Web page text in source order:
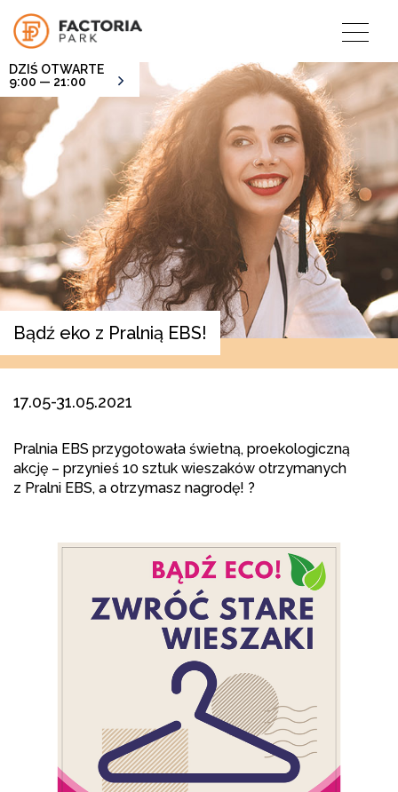
DZIŚ OTWARTE
9:00 — 21:00
Bądź eko z Pralnią EBS!
17.05-31.05.2021
Pralnia EBS przygotowała świetną, proekologiczną
akcję – przynieś 10 sztuk wieszaków otrzymanych
z Pralni EBS, a otrzymasz nagrodę! ?